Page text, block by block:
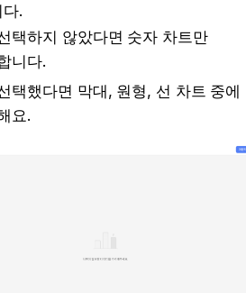
.
택하지 않았다면 숫자 차트만
니다.
택했다면 막대, 원형, 선 차트 중에
요.